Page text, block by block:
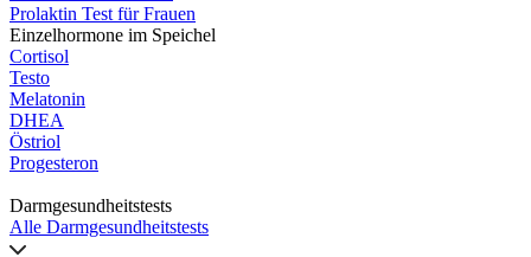
Prolaktin Test für Frauen
Einzelhormone im Speichel
Cortisol
Testo
Melatonin
DHEA
Östriol
Progesteron
Darmgesundheitstests
Alle Darmgesundheitstests